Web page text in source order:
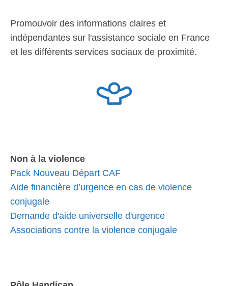
Promouvoir des informations claires et
indépendantes sur l'assistance sociale en France
et les différents services sociaux de proximité.
Non à la violence
Pack Nouveau Départ CAF
Aide financière d’urgence en cas de violence
conjugale
Demande d'aide universelle d'urgence
Associations contre la violence conjugale